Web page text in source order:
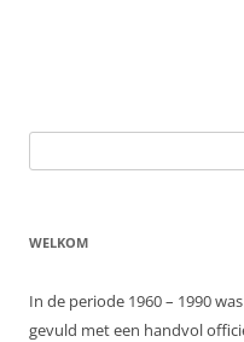
naar:
WELKOM
In de periode 1960 – 1990
gevuld met een handvol